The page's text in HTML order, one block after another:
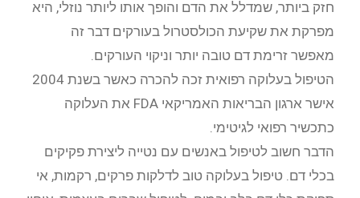
חזק ביותר, שמדלל את הדם והופך אותו ליותר נוזלי, היא
מפרקת את שקיעת הכולסטרול בעורקים דבר זה
מאפשר זרימת דם טובה יותר וניקוי העורקים.
הטיפול בעלוקה רפואית זכה להכרה כאשר בשנת 2004
אישר ארגון הבריאות האמריקאי FDA את העלוקה
כתכשיר רפואי לגיטימי.
הדבר חשוב לטיפול באנשים עם נטייה ליצירת פקיקים
בכלי דם. טיפול בעלוקה טוב לדלקות פרקים, רקמות, אי